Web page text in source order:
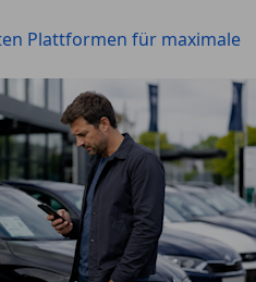
Plattformen für maximale